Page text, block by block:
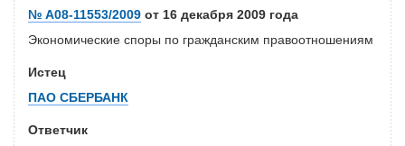
№ А08-11553/2009 от 16 декабря 2009 года
Экономические споры по гражданским правоотношениям
Истец
ПАО СБЕРБАНК
Ответчик